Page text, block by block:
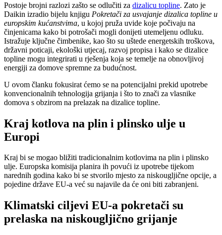
Postoje brojni razlozi zašto se odlučiti za dizalicu topline. Zato je
Daikin izradio bijelu knjigu Pokretači za usvajanje dizalica topline u
europskim kućanstvima, u kojoj pruža uvide koje počivaju na
činjenicama kako bi potrošači mogli donijeti utemeljenu odluku.
Istražuje ključne čimbenike, kao što su uštede energetskih troškova,
državni poticaji, ekološki utjecaj, razvoj propisa i kako se dizalice
topline mogu integrirati u rješenja koja se temelje na obnovljivoj
energiji za domove spremne za budućnost.
U ovom članku fokusirat ćemo se na potencijalni prekid upotrebe
konvencionalnih tehnologija grijanja i što to znači za vlasnike
domova s obzirom na prelazak na dizalice topline.
Kraj kotlova na plin i plinsko ulje u
Europi
Kraj bi se mogao bližiti tradicionalnim kotlovima na plin i plinsko
ulje. Europska komisija planira ih povući iz upotrebe tijekom
narednih godina kako bi se stvorilo mjesto za niskougljične opcije, a
pojedine države EU-a već su najavile da će oni biti zabranjeni.
Klimatski ciljevi EU-a pokretači su
prelaska na niskougljično grijanje